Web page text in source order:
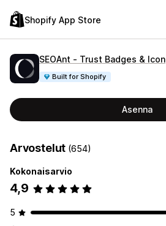
Shopify App Store
SEOAnt ‑ Trust Badges & Icon
Built for Shopify
Asenna
Arvostelut (654)
Kokonaisarvio
4,9
5